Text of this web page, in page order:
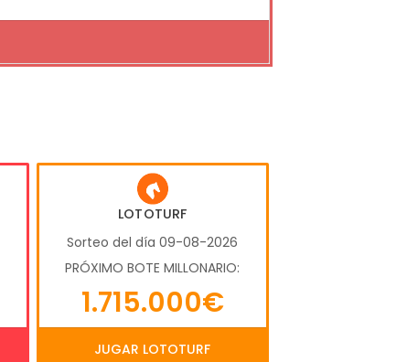
LOTOTURF
Sorteo del día 09-08-2026
PRÓXIMO BOTE MILLONARIO:
1.715.000€
JUGAR LOTOTURF